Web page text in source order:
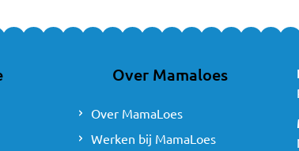
Over Mamaloes
Over MamaLoes
Werken bij MamaLoes